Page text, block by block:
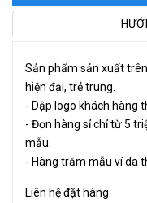
Sản phẩm sản xuất
hiện đại, trẻ trung.
- Dập logo khách hàng
- Đơn hàng sỉ chỉ từ 5
mẫu.
- Hàng trăm mẫu ví da
Liên hệ đặt hàng: